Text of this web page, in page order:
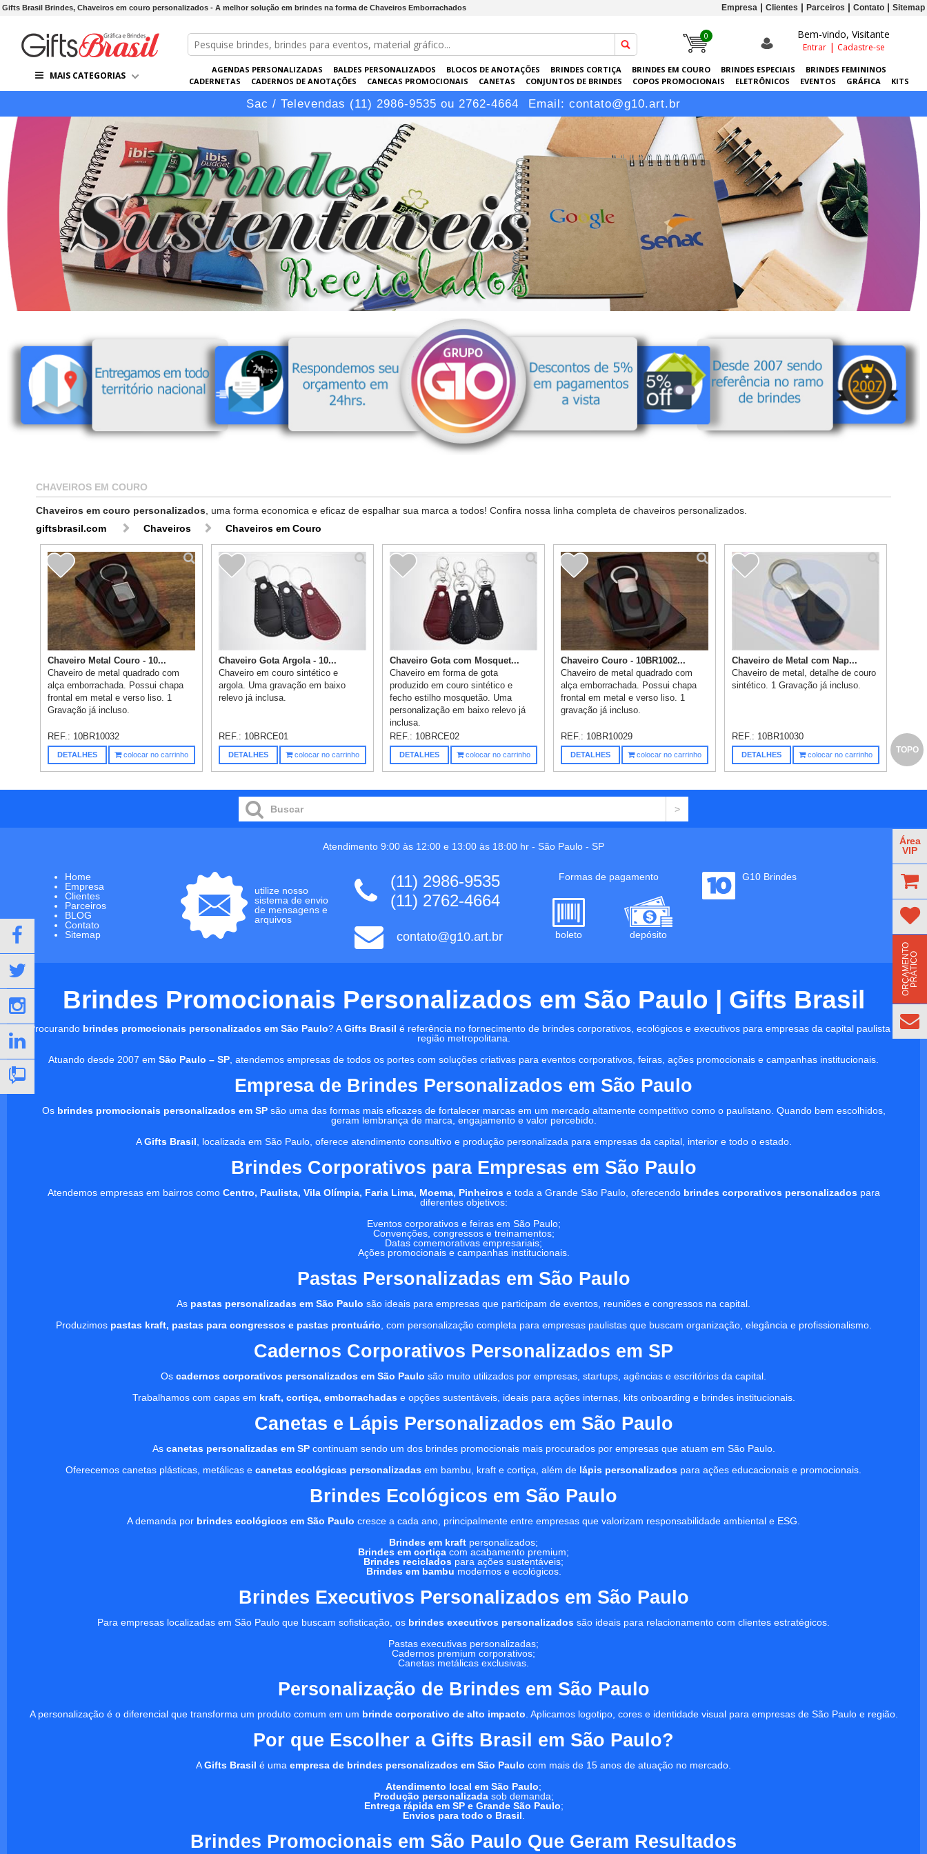
Gifts Brasil Brindes, Chaveiros em couro personalizados - A melhor solução em brindes na forma de Chaveiros Emborrachados Empresa Clientes Parceiros Contato Sitemap
0 Bem-vindo, Visitante
Entrar| Cadastre-se
MAIS CATEGORIAS
AGENDAS PERSONALIZADAS BALDES PERSONALIZADOS BLOCOS DE ANOTAÇÕES BRINDES CORTIÇA BRINDES EM COURO BRINDES ESPECIAIS
BRINDES FEMININOS
CADERNETAS
CADERNOS DE ANOTAÇÕES CANECAS PROMOCIONAIS CANETAS CONJUNTOS DE BRINDES COPOS PROMOCIONAIS ELETRÔNICOS EVENTOS GRÁFICA
KITS
LÁPIS
LINHA VIP PASTAS KRAFT PASTAS PERSONALIZADAS PEN DRIVES PORTA-CARTÕES PORTA-RETRATOS PERSONALIZADOS SACOLAS PERSONALIZADAS SQUEEZES
Sac / Televendas (11) 2986-9535 ou 2762-4664 Email: contato@g10.art.br
CHAVEIROS EM COURO
Chaveiros em couro personalizados , uma forma economica e eficaz de espalhar sua marca a todos! Confira nossa linha completa de chaveiros personalizados.
giftsbrasil.com
Chaveiros Chaveiros em Couro
Chaveiro Metal Couro - 10...
Chaveiro de metal quadrado com
alça emborrachada. Possui chapa
frontal em metal e verso liso. 1
Gravação já incluso.
REF.: 10BR10032
DETALHES colocar no carrinho
Chaveiro Gota Argola - 10...
Chaveiro em couro sintético e
argola. Uma gravação em baixo
relevo já inclusa.
REF.: 10BRCE01
DETALHES colocar no carrinho
Chaveiro Gota com Mosquet...
Chaveiro em forma de gota
produzido em couro sintético e
fecho estilho mosquetão. Uma
personalização em baixo relevo já
inclusa.
REF.: 10BRCE02
DETALHES colocar no carrinho
Chaveiro Couro - 10BR1002...
Chaveiro de metal quadrado com
alça emborrachada. Possui chapa
frontal em metal e verso liso. 1
gravação já incluso.
REF.: 10BR10029
DETALHES colocar no carrinho
Chaveiro de Metal com Nap...
Chaveiro de metal, detalhe de couro
sintético. 1 Gravação já incluso.
REF.: 10BR10030
DETALHES colocar no carrinho TOPO
Atendimento 9:00 às 12:00 e 13:00 às 18:00 hr - São Paulo - SP
Home
Empresa
Clientes
Parceiros
BLOG
Contato
Sitemap
utilize nosso
sistema de envio
de mensagens e
arquivos
(11) 2986-9535
(11) 2762-4664
contato@g10.art.br
Formas de pagamento
boleto depósito
G10 Brindes
Brindes Promocionais Personalizados em São Paulo | Gifts Brasil
Procurando brindes promocionais personalizados em São Paulo? AGifts Brasil é referência no fornecimento de brindes corporativos, ecológicos e executivos para empresas da capital paulista e
região metropolitana.
Atuando desde 2007 em São Paulo – SP, atendemos empresas de todos os portes com soluções criativas para eventos corporativos, feiras, ações promocionais e campanhas institucionais.
Empresa de Brindes Personalizados em São Paulo
Os brindes promocionais personalizados em SPsão uma das formas mais eficazes de fortalecer marcas em um mercado altamente competitivo como o paulistano. Quando bem escolhidos,
geram lembrança de marca, engajamento e valor percebido.
AGifts Brasil, localizada em São Paulo, oferece atendimento consultivo e produção personalizada para empresas da capital, interior e todo o estado.
Brindes Corporativos para Empresas em São Paulo
Atendemos empresas em bairros como Centro, Paulista, Vila Olímpia, Faria Lima, Moema, Pinheirose toda a Grande São Paulo, oferecendo brindes corporativos personalizadospara
diferentes objetivos:
Eventos corporativos e feiras em São Paulo;
Convenções, congressos e treinamentos;
Datas comemorativas empresariais;
Ações promocionais e campanhas institucionais.
Pastas Personalizadas em São Paulo
As pastas personalizadas em São Paulo são ideais para empresas que participam de eventos, reuniões e congressos na capital.
Produzimos pastas kraft, pastas para congressos e pastas prontuário, com personalização completa para empresas paulistas que buscam organização, elegância e profissionalismo.
Cadernos Corporativos Personalizados em SP
Os cadernos corporativos personalizados em São Paulo são muito utilizados por empresas, startups, agências e escritórios da capital.
Trabalhamos com capas em kraft, cortiça, emborrachadase opções sustentáveis, ideais para ações internas, kits onboarding e brindes institucionais.
Canetas e Lápis Personalizados em São Paulo
As canetas personalizadas em SPcontinuam sendo um dos brindes promocionais mais procurados por empresas que atuam em São Paulo.
Oferecemos canetas plásticas, metálicas e canetas ecológicas personalizadas em bambu, kraft e cortiça, além de lápis personalizados para ações educacionais e promocionais.
Brindes Ecológicos em São Paulo
A demanda por brindes ecológicos em São Paulo cresce a cada ano, principalmente entre empresas que valorizam responsabilidade ambiental e ESG.
Brindes em kraft personalizados;
Brindes em cortiça com acabamento premium;
Brindes reciclados para ações sustentáveis;
Brindes em bambu modernos e ecológicos.
Brindes Executivos Personalizados em São Paulo
Para empresas localizadas em São Paulo que buscam sofisticação, os brindes executivos personalizados são ideais para relacionamento com clientes estratégicos.
Pastas executivas personalizadas;
Cadernos premium corporativos;
Canetas metálicas exclusivas.
Personalização de Brindes em São Paulo
A personalização é o diferencial que transforma um produto comum em um brinde corporativo de alto impacto. Aplicamos logotipo, cores e identidade visual para empresas de São Paulo e região.
Por que Escolher a Gifts Brasil em São Paulo?
AGifts Brasil é uma empresa de brindes personalizados em São Paulo com mais de 15 anos de atuação no mercado.
Atendimento local em São Paulo;
Produção personalizadasob demanda;
Entrega rápida em SP e Grande São Paulo;
Envios para todo o Brasil.
Brindes Promocionais em São Paulo Que Geram Resultados
Área
VIP
O
R
Ç
A
M
E
N
T
O
P
R
Á
T
I
CO